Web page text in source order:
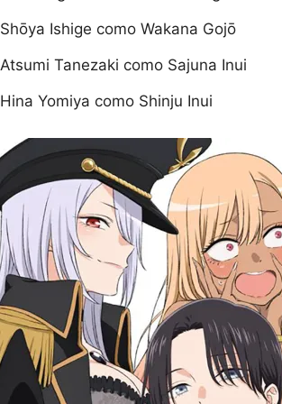
Shōya Ishige como Wakana Gojō
Atsumi Tanezaki como Sajuna Inui
Hina Yomiya como Shinju Inui